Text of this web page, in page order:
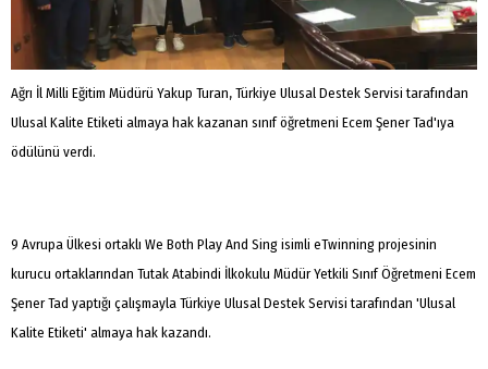
Ağrı İl Milli Eğitim Müdürü Yakup Turan, Türkiye Ulusal Destek Servisi tarafından
Ulusal Kalite Etiketi almaya hak kazanan sınıf öğretmeni Ecem Şener Tad'ıya
ödülünü verdi.
9 Avrupa Ülkesi ortaklı We Both Play And Sing isimli eTwinning projesinin
kurucu ortaklarından Tutak Atabindi İlkokulu Müdür Yetkili Sınıf Öğretmeni Ecem
Şener Tad yaptığı çalışmayla Türkiye Ulusal Destek Servisi tarafından 'Ulusal
Kalite Etiketi' almaya hak kazandı.